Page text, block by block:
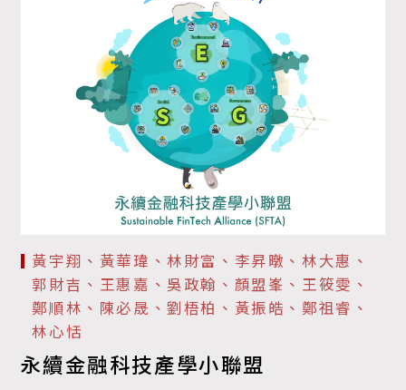
黃宇翔、黃華瑋、林財富、李昇暾、林大惠、
郭財吉、王惠嘉、吳政翰、顏盟峯、王筱雯、
鄭順林、陳必晟、劉梧柏、黃振皓、鄭祖睿、
林心恬
永續金融科技產學小聯盟